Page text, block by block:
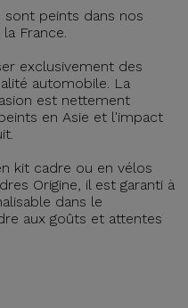
sont peints dans nos
France.
exclusivement des
automobile. La
est nettement
en Asie et l'impact
kit cadre ou en vélos
Origine, il est garanti à
dans le
aux goûts et attentes